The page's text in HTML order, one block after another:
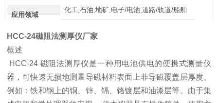
应用领域
化工,石油,地矿,电子/电池,道路/轨道/船舶
HCC-24磁阻法测厚仪厂家
概述
HCC-24 磁阻法测厚仪是一种用电池供电的便携式测量仪
器，可快速无损地测量导磁材料表面上非导磁覆盖层厚度。
例如：铁和钢上的铜、锌、镉、铬镀层和油漆层等。由于集